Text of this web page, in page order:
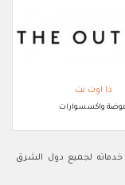
ذا اوت نت
واكسسوارات
خدماته لجميع دول الشرق